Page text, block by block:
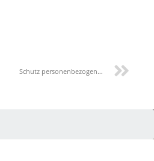
Schutz personenbezogener Daten